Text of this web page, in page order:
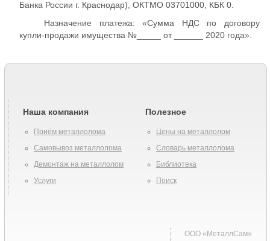
Банка России г. Краснодар), ОКТМО 03701000, КБК 0.
Назначение платежа: «Сумма НДС по договору
купли-продажи имущества №_____ от ______ 2020 года».
Наша компания
Приём металлолома
Самовывоз металлолома
Демонтаж на металлолом
Услуги
Полезное
Цены на металлолом
Словарь металлолома
Библиотека
Поиск
ООО «МеталлСам»